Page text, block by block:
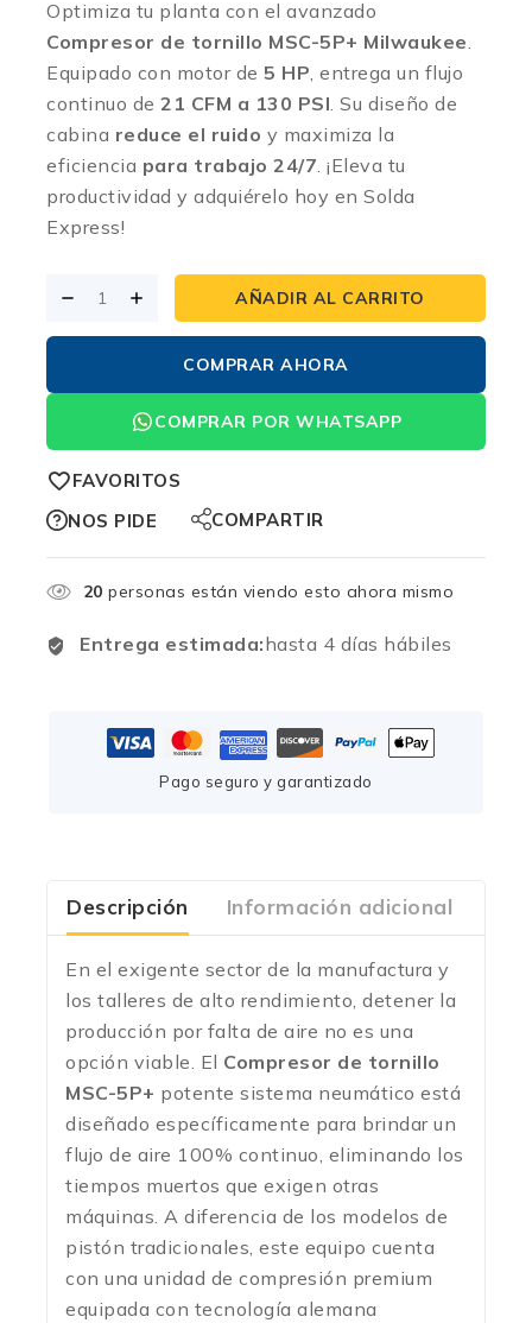
Optimiza tu planta con el avanzado
Compresor de tornillo MSC-5P+ Milwaukee.
Equipado con motor de 5 HP, entrega un flujo
continuo de 21 CFM a 130 PSI. Su diseño de
cabina reduce el ruido y maximiza la
eficiencia para trabajo 24/7. ¡Eleva tu
productividad y adquiérelo hoy en Solda
Express!
AÑADIR AL CARRITO
COMPRAR AHORA
COMPRAR POR WHATSAPP
FAVORITOS
NOS PIDE
COMPARTIR
20 personas están viendo esto ahora mismo
Entrega estimada:hasta 4 días hábiles
Pago seguro y garantizado
Descripción Información adicional
En el exigente sector de la manufactura y
los talleres de alto rendimiento, detener la
producción por falta de aire no es una
opción viable. El Compresor de tornillo
MSC-5P+ potente sistema neumático está
diseñado específicamente para brindar un
flujo de aire 100% continuo, eliminando los
tiempos muertos que exigen otras
máquinas. A diferencia de los modelos de
pistón tradicionales, este equipo cuenta
con una unidad de compresión premium
equipada con tecnología alemana